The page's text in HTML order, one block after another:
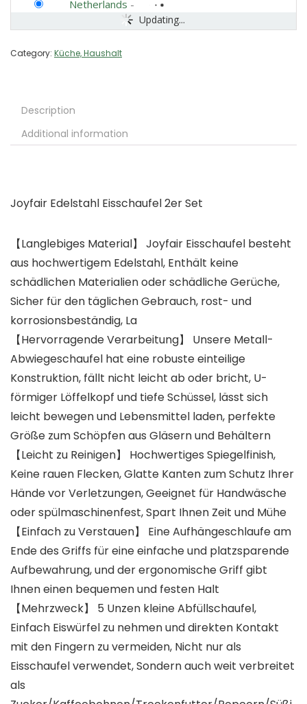
Updating...
Netherlands -
Category: Küche, Haushalt
Description
Additional information
Joyfair Edelstahl Eisschaufel 2er Set
【Langlebiges Material】 Joyfair Eisschaufel besteht
aus hochwertigem Edelstahl, Enthält keine
schädlichen Materialien oder schädliche Gerüche,
Sicher für den täglichen Gebrauch, rost- und
korrosionsbeständig, La
【Hervorragende Verarbeitung】 Unsere Metall-
Abwiegeschaufel hat eine robuste einteilige
Konstruktion, fällt nicht leicht ab oder bricht, U-
förmiger Löffelkopf und tiefe Schüssel, lässt sich
leicht bewegen und Lebensmittel laden, perfekte
Größe zum Schöpfen aus Gläsern und Behältern
【Leicht zu Reinigen】 Hochwertiges Spiegelfinish,
Keine rauen Flecken, Glatte Kanten zum Schutz Ihrer
Hände vor Verletzungen, Geeignet für Handwäsche
oder spülmaschinenfest, Spart Ihnen Zeit und Mühe
【Einfach zu Verstauen】 Eine Aufhängeschlaufe am
Ende des Griffs für eine einfache und platzsparende
Aufbewahrung, und der ergonomische Griff gibt
Ihnen einen bequemen und festen Halt
【Mehrzweck】 5 Unzen kleine Abfüllschaufel,
Einfach Eiswürfel zu nehmen und direkten Kontakt
mit den Fingern zu vermeiden, Nicht nur als
Eisschaufel verwendet, Sondern auch weit verbreitet
als